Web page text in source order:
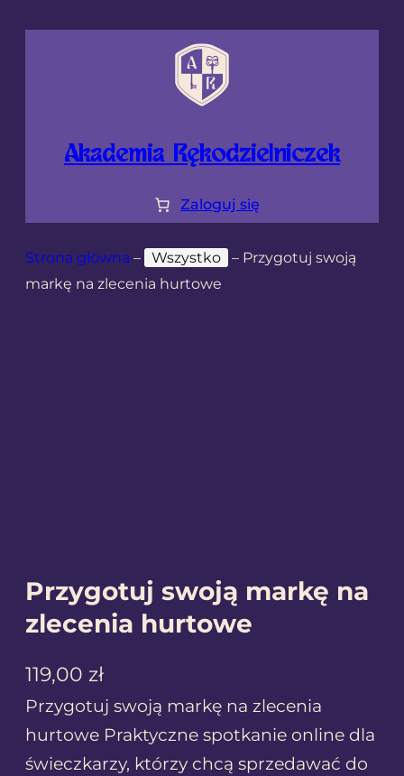
Akademia Rękodzielniczek
Zaloguj się
Strona główna – Wszystko – Przygotuj swoją
markę na zlecenia hurtowe
Przygotuj swoją markę na
zlecenia hurtowe
119,00 zł
Przygotuj swoją markę na zlecenia
hurtowe Praktyczne spotkanie online dla
świeczkarzy, którzy chcą sprzedawać do